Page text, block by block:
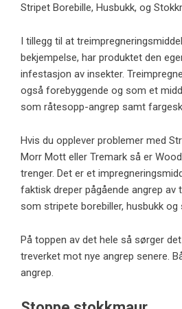
Stripet Borebille, Husbukk, og
I tillegg til at
bekjempelse, har produktet den
infestasjon av insekter.
også forebyggende og som et
som råtesopp-angrep samt
Hvis du opplever problemer med
Morr Mott eller Tremark så er
trenger. Det er et
faktisk dreper pågående angrep av
som stripete borebiller, husbukk og
På toppen av det hele så sørger
treverket mot nye angrep senere.
angrep.